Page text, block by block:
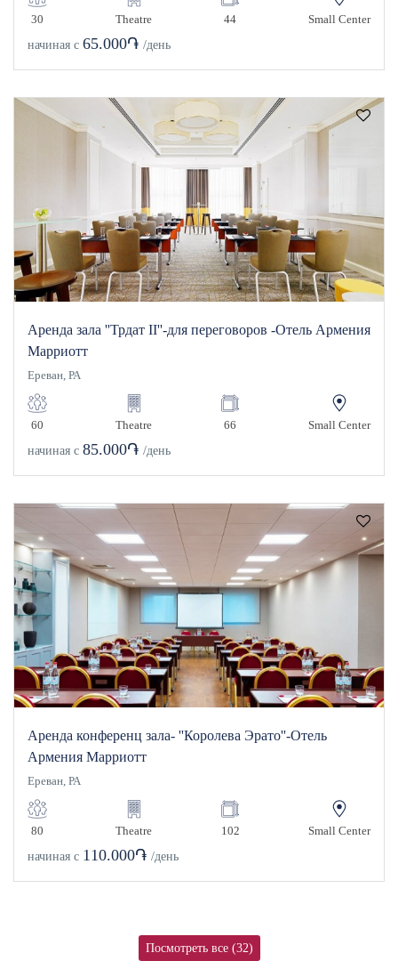
30 Theatre 44
Small Center
начиная с 65.000֏ /день
Аренда зала ''Трдат II''-для переговоров -Отель Армения
Марриотт
Ереван, РА
60 Theatre 66
Small Center
начиная с 85.000֏ /день
Аренда конференц зала- ''Королева Эрато''-Отель
Армения Марриотт
Ереван, РА
80 Theatre 102
Small Center
начиная с 110.000֏ /день
Посмотреть все (32)